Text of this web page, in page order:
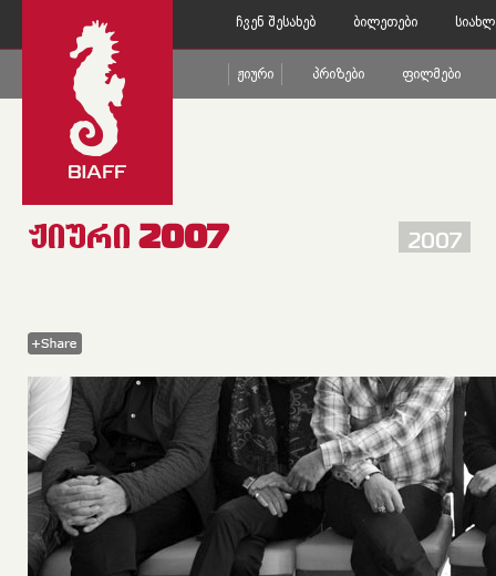
Ჩვენ Შესახებ Ბილეთები
Ჟიური Პრიზები Ფილმები
ᲟᲘᲣᲠᲘ 2007 2007